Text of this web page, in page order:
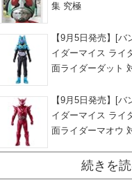
集 究極
【9月5日発売】[
イダーマイス ライ
面ライダーダット
【9月5日発売】[
イダーマイス ライ
面ライダーマオウ
続きを